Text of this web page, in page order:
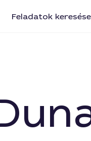
Feladatok keresése